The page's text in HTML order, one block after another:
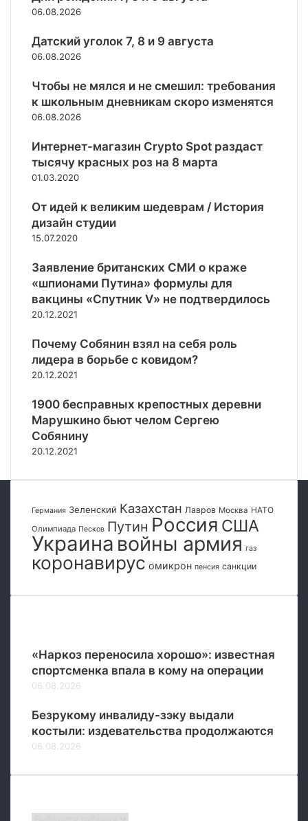
си
ь
а
н
и
т
р
с
с
и
с
к
о
г
г
а
з
ч
р
е
з
а
и
н
у
у
с
а
н
в
и
л
в
П
о
м
о
с
о
е
д
у
о
в
о
-
н
а
в
с
в
е
н
ы
х
о
с
т
х
Р
о
с
и
д
и
а
й
н
!
И
с
о
р
и
у
с
п
е
«
Z
i
l
»
06.08.2026
Датский уголок 7, 8 и 9 августа
06.08.2026
Чтобы не мялся и не смешил: требования
к школьным дневникам скоро изменятся
06.08.2026
Интернет-магазин Crypto Spot раздаст
тысячу красных роз на 8 марта
01.03.2020
От идей к великим шедеврам / История
дизайн студии
15.07.2020
Заявление британских СМИ о краже
«шпионами Путина» формулы для
вакцины «Спутник V» не подтвердилось
20.12.2021
Почему Собянин взял на себя роль
лидера в борьбе с ковидом?
20.12.2021
1900 бесправных крепостных деревни
Марушкино бьют челом Сергею
Собянину
20.12.2021
Германия Зеленский Казахстан Лавров Москва НАТО
Олимпиада Песков Путин Россия США
Украина войны армия газ
коронавирус омикрон пенсия санкции
«Наркоз переносила хорошо»: известная
спортсменка впала в кому на операции
06.08.2026
Безрукому инвалиду-зэку выдали
костыли: издевательства продолжаются
06.08.2026